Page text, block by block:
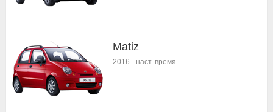
Matiz
2016 - наст. время